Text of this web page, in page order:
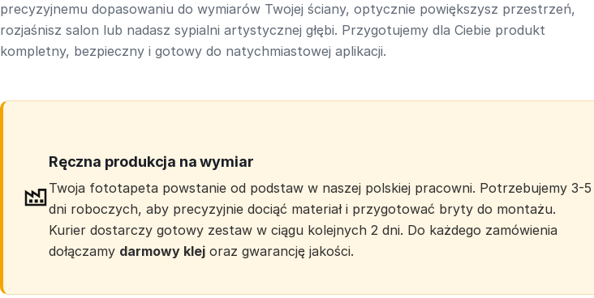
precyzyjnemu dopasowaniu do wymiarów Twojej ściany, optycznie powiększysz przestrzeń,
rozjaśnisz salon lub nadasz sypialni artystycznej głębi. Przygotujemy dla Ciebie produkt
kompletny, bezpieczny i gotowy do natychmiastowej aplikacji.
Ręczna produkcja na wymiar
Twoja fototapeta powstanie od podstaw w naszej polskiej pracowni. Potrzebujemy 3-5
dni roboczych, aby precyzyjnie dociąć materiał i przygotować bryty do montażu.
Kurier dostarczy gotowy zestaw w ciągu kolejnych 2 dni. Do każdego zamówienia
dołączamy darmowy klej oraz gwarancję jakości.